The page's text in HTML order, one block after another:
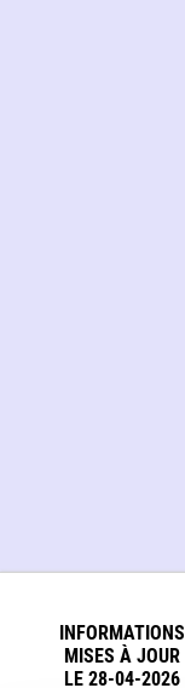
INFORMATIONS
MISES À JOUR
LE 28-04-2026